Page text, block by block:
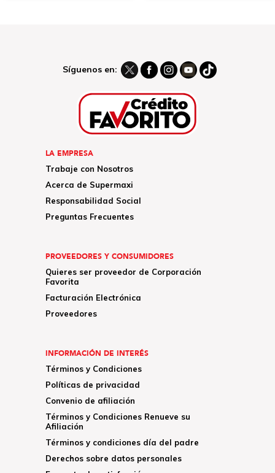
Síguenos en:
LA EMPRESA
Trabaje con Nosotros
Acerca de Supermaxi
Responsabilidad Social
Preguntas Frecuentes
PROVEEDORES Y CONSUMIDORES
Quieres ser proveedor de Corporación
Favorita
Facturación Electrónica
Proveedores
INFORMACIÓN DE INTERÉS
Términos y Condiciones
Políticas de privacidad
Convenio de afiliación
Términos y Condiciones Renueve su
Afiliación
Términos y condiciones día del padre
Derechos sobre datos personales